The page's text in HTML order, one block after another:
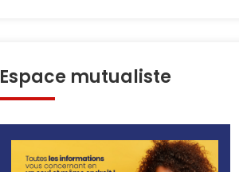
Espace mutualiste